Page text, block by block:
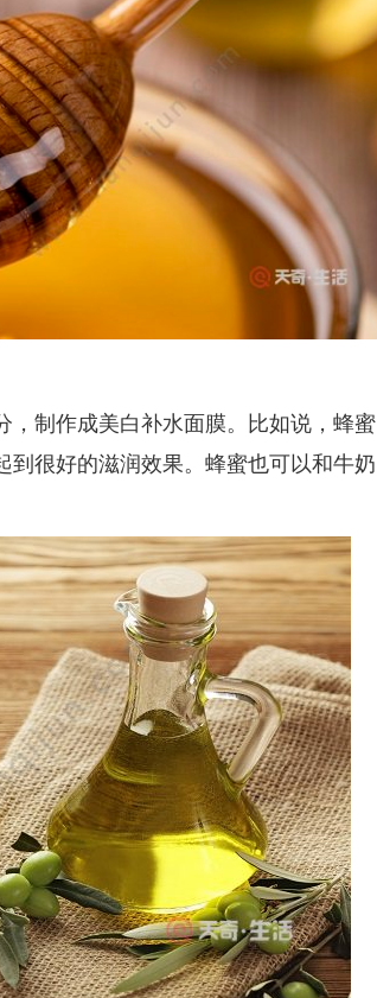
制作成美白补水面膜。比如说，蜂蜜
很好的滋润效果。蜂蜜也可以和牛奶